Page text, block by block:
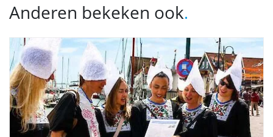
Anderen bekeken ook.